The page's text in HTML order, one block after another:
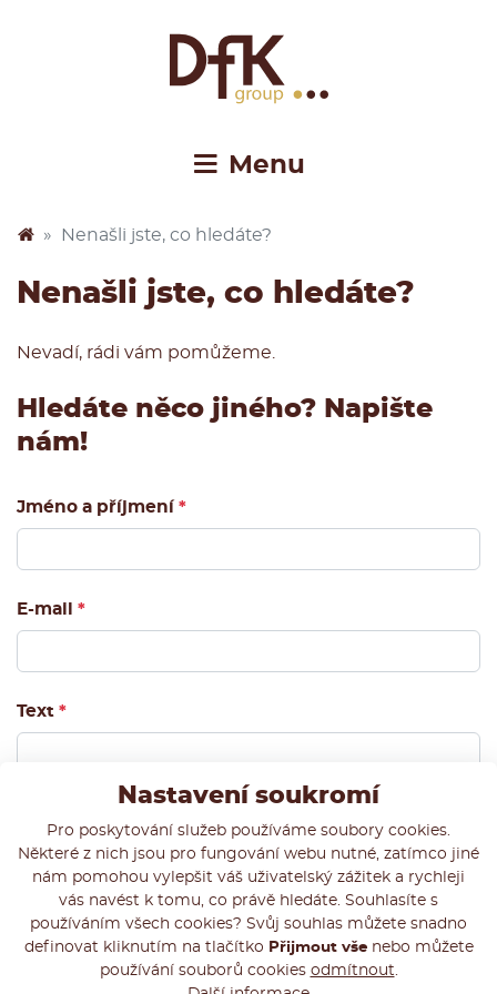
Nastavení soukromí
Pro poskytování služeb používáme soubory cookies.
Některé z nich jsou pro fungování webu nutné, zatímco jiné
nám pomohou vylepšit váš uživatelský zážitek a rychleji
vás navést k tomu, co právě hledáte. Souhlasíte s
používáním všech cookies? Svůj souhlas můžete snadno
definovat kliknutím na tlačítko Přijmout všenebo můžete
používání souborů cookies odmítnout.
Nenašli jste, co hledáte?
Nenašli jste, co hledáte?
Nevadí, rádi vám pomůžeme.
Hledáte něco jiného? Napište
nám!
Jméno a příjmení *
E-mail *
Text *